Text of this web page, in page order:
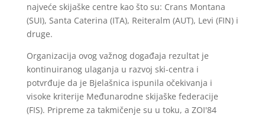
najveće skijaške centre kao što su: Crans Montana
(SUI), Santa Caterina (ITA), Reiteralm (AUT), Levi (FIN) i
druge.
Organizacija ovog važnog događaja rezultat je
kontinuiranog ulaganja u razvoj ski-centra i
potvrđuje da je Bjelašnica ispunila očekivanja i
visoke kriterije Međunarodne skijaške federacije
(FIS). Pripreme za takmičenje su u toku, a ZOI'84